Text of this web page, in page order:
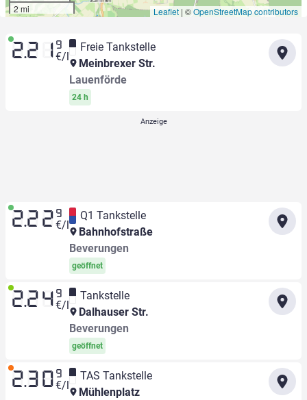
2 mi
Leaflet | ©OpenStreetMap contributors
2.21 9
€/l
Freie Tankstelle
Meinbrexer Str.
Lauenförde
24 h
2.22 9
€/l
Q1 Tankstelle
Bahnhofstraße
Beverungen
geöffnet
2.24 9
€/l
Tankstelle
Dalhauser Str.
Beverungen
geöffnet
2.30 9
€/l
TAS Tankstelle
Mühlenplatz